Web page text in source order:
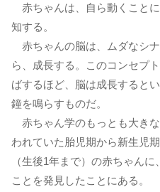
赤ちゃんは、自ら動くこと
知する。
赤ちゃんの脳は、ムダなシ
ら、成長する。このコンセプ
ばするほど、脳は成長すると
鐘を鳴らすものだ。
赤ちゃん学のもっとも大き
われていた胎児期から新生児
（生後1年まで）の赤ちゃん
ことを発見したことにある。